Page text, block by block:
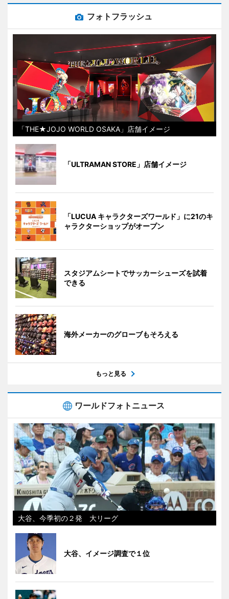
フォトフラッシュ
「THE★JOJO WORLD OSAKA」店舗イメージ
「ULTRAMAN STORE」店舗イメージ
「LUCUA キャラクターズワールド」に21のキ
ャラクターショップがオープン
スタジアムシートでサッカーシューズを試着
できる
海外メーカーのグローブもそろえる
もっと見る
ワールドフォトニュース
大谷、今季初の２発 大リーグ
大谷、イメージ調査で１位